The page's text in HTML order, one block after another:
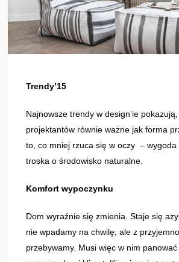
Trendy’15
Najnowsze trendy w design’ie
projektantów równie ważne jak forma
to, co mniej rzuca się w oczy – wygoda
troska o środowisko naturalne.
Komfort wypoczynku
Dom wyraźnie się zmienia. Staje się
nie wpadamy na chwilę, ale z
przebywamy. Musi więc w nim panować